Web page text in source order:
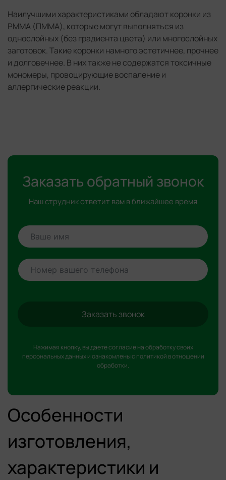
Наилучшими характеристиками обладают коронки из
PMMA (ПММА), которые могут выполняться из
однослойных (без градиента цвета) или многослойных
заготовок. Такие коронки намного эстетичнее, прочнее
и долговечнее. В них также не содержатся токсичные
мономеры, провоцирующие воспаление и
аллергические реакции.
Заказать обратный звонок
Наш струдник ответит вам в ближайшее время
Заказать звонок
Нажимая кнопку, вы даете согласие на обработкусвоих
персональных данныхи ознакомлены с политикой в отношении
обработки.
Особенности
изготовления,
характеристики и